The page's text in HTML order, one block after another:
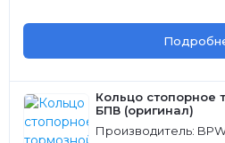
Кольцо стопорное
БПВ (оригинал)
Производитель: